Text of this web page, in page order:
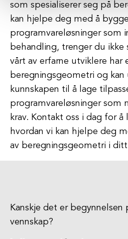
som spesialiserer seg på
kan hjelpe deg med å
programvareløsninger som
behandling, trenger du ikke
vårt av erfarne utviklere har
beregningsgeometri og
kunnskapen til å lage
programvareløsninger som
krav. Kontakt oss i dag for
hvordan vi kan hjelpe deg
av beregningsgeometri i
Kanskje det er begynnelsen
vennskap?